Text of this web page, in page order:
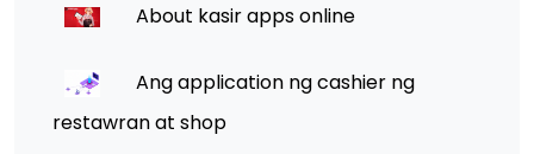
About kasir apps online
Ang application ng cashier ng
restawran at shop